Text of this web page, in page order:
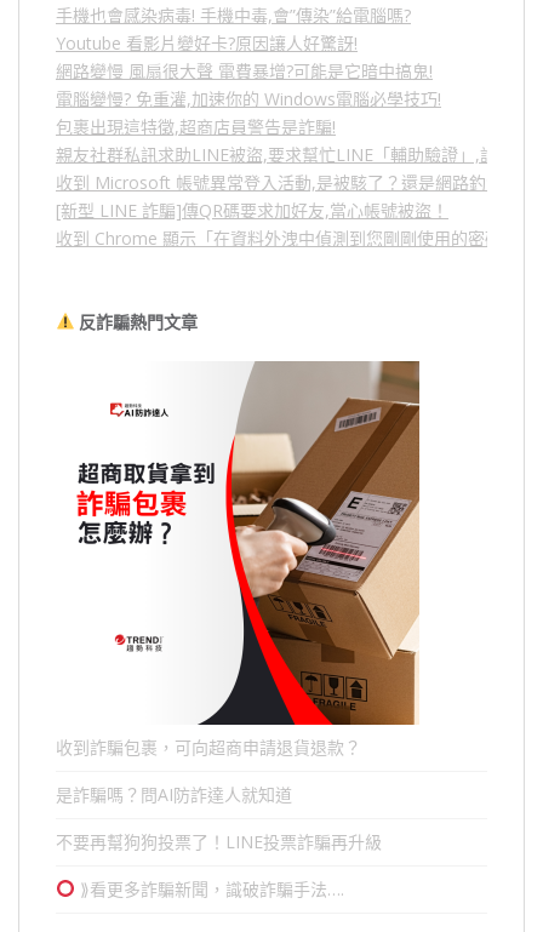
手機也會感染病毒! 手機中毒,會”傳染”給電腦嗎?
Youtube 看影片變好卡?原因讓人好驚訝!
網路變慢 風扇很大聲 電費暴增?可能是它暗中搞鬼!
電腦變慢? 免重灌,加速你的 Windows電腦必學技巧!
包裹出現這特徵,超商店員警告是詐騙!
親友社群私訊求助LINE被盜,要求幫忙LINE「輔助驗證」,詐騙
收到 Microsoft 帳號異常登入活動,是被駭了？還是網路釣魚？
[新型 LINE 詐騙]傳QR碼要求加好友,當心帳號被盜！
收到 Chrome 顯示「在資料外洩中偵測到您剛剛使用的密碼」
反詐騙熱門文章
收到詐騙包裹，可向超商申請退貨退款？
是詐騙嗎？問AI防詐達人就知道
不要再幫狗狗投票了！LINE投票詐騙再升級
⟫看更多詐騙新聞，識破詐騙手法….